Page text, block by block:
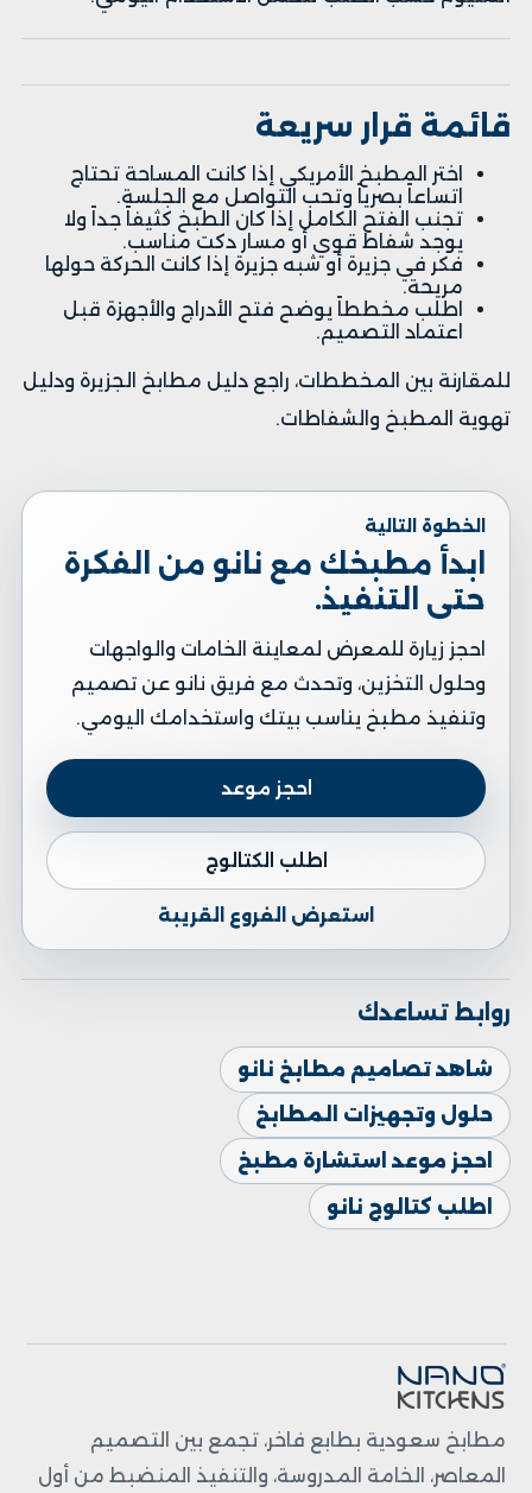
قائمة قرار سريعة
اختر المطبخ الأمريكي إذا كانت المساحة تحتاج
اتساعاً بصرياً وتحب التواصل مع الجلسة.
تجنب الفتح الكامل إذا كان الطبخ كثيفاً جداً ولا
يوجد شفاط قوي أو مسار دكت مناسب.
فكر في جزيرة أو شبه جزيرة إذا كانت الحركة حولها
مريحة.
اطلب مخططاً يوضح فتح الأدراج والأجهزة قبل
اعتماد التصميم.
للمقارنة بين المخططات، راجعدليل مطابخ الجزيرة ودليل
تهوية المطبخ والشفاطات.
الخطوة التالية
ابدأ مطبخك مع نانو من الفكرة
حتى التنفيذ.
احجز زيارة للمعرض لمعاينة الخامات والواجهات
وحلول التخزين، وتحدث مع فريق نانو عن تصميم
وتنفيذ مطبخ يناسب بيتك واستخدامك اليومي.
احجز موعد
اطلب الكتالوج
استعرض الفروع القريبة
روابط تساعدك
شاهد تصاميم مطابخ نانو
حلول وتجهيزات المطابخ
احجز موعد استشارة مطبخ
اطلب كتالوج نانو
مطابخ سعودية بطابع فاخر، تجمع بين التصميم
المعاصر، الخامة المدروسة، والتنفيذ المنضبط من أول